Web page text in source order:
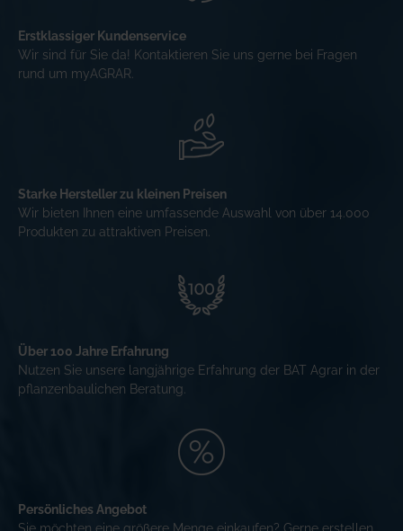
Erstklassiger Kundenservice
Wir sind für Sie da! Kontaktieren Sie uns gerne bei Fragen
rund um myAGRAR.
Starke Hersteller zu kleinen Preisen
Wir bieten Ihnen eine umfassende Auswahl von über 14.000
Produkten zu attraktiven Preisen.
Über 100 Jahre Erfahrung
Nutzen Sie unsere langjährige Erfahrung der BAT Agrar in der
pflanzenbaulichen Beratung.
Persönliches Angebot
Sie möchten eine größere Menge einkaufen? Gerne erstellen